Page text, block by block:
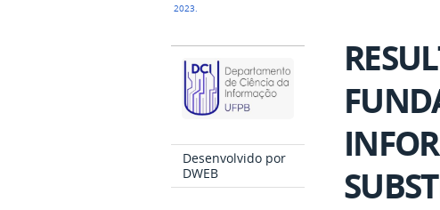
2023.
Desenvolvido por
DWEB